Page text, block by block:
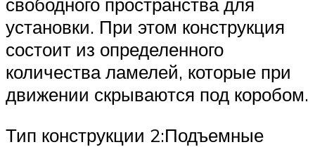
установки. При этом конструкция
состоит из определенного
количества ламелей, которые при
движении скрываются под коробом.
Тип конструкции 2:Подъемные